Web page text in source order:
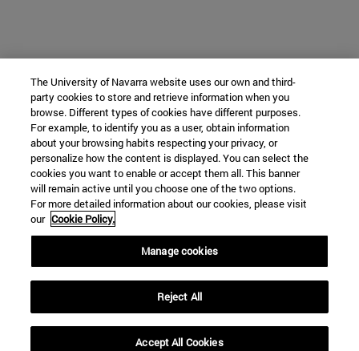
The University of Navarra website uses our own and third-
party cookies to store and retrieve information when you
browse. Different types of cookies have different purposes.
For example, to identify you as a user, obtain information
about your browsing habits respecting your privacy, or
personalize how the content is displayed. You can select the
cookies you want to enable or accept them all. This banner
will remain active until you choose one of the two options.
For more detailed information about our cookies, please visit
our Cookie Policy.
Manage cookies
Reject All
Accept All Cookies